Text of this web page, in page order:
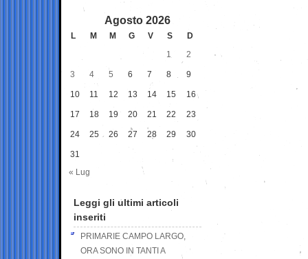
Agosto 2026
L M M G V S
D
1
2
3 4 5 6 7 8 9
10 11 12 13 14 15 16
17 18 19 20 21 22 23
24 25 26 27 28 29 30
31
« Lug
Leggi gli ultimi articoli
inseriti
PRIMARIE CAMPO LARGO,
ORA SONO IN TANTI A